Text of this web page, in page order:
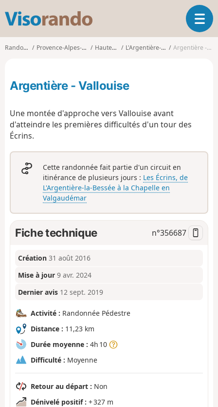
s
o
d
O
u
Randonnées Provence-Alpes-Côte d'Azur Hautes-Alpes L'Argentière-la-Bessée Argentière - Vallouise
Argentière - Vallouise
Une montée d'approche vers Vallouise avant
d'atteindre les premières difficultés d'un tour des
Écrins.
Cette randonnée fait partie d'un circuit en
itinérance de plusieurs jours : Les Écrins, de
L'Argentière-la-Bessée à la Chapelle en
Valgaudémar
Fiche technique n°356687
Création 31 août 2016
Mise à jour 9 avr. 2024
Dernier avis 12 sept. 2019
Activité : Randonnée Pédestre
Distance : 11,23 km
Durée moyenne : 4h 10
Difficulté : Moyenne
Retour au départ : Non
Dénivelé positif : + 327 m